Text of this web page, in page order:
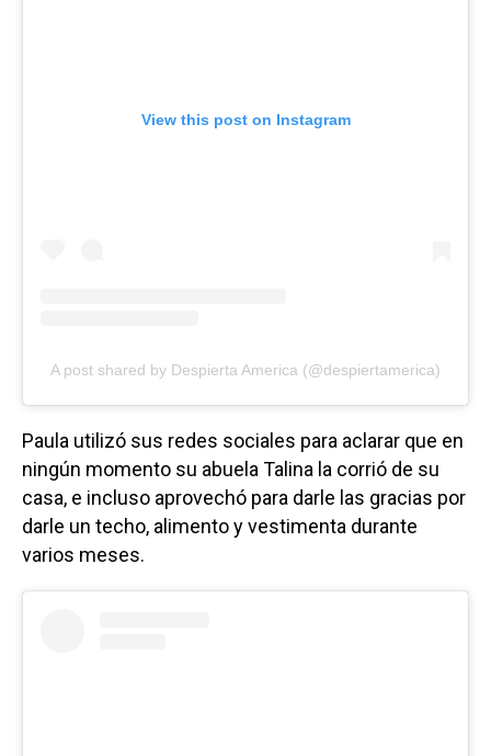
View this post on Instagram
A post shared by Despierta America (@despiertamerica)
Paula utilizó sus redes sociales para aclarar que en
ningún momento su abuela Talina la corrió de su
casa, e incluso aprovechó para darle las gracias por
darle un techo, alimento y vestimenta durante
varios meses.